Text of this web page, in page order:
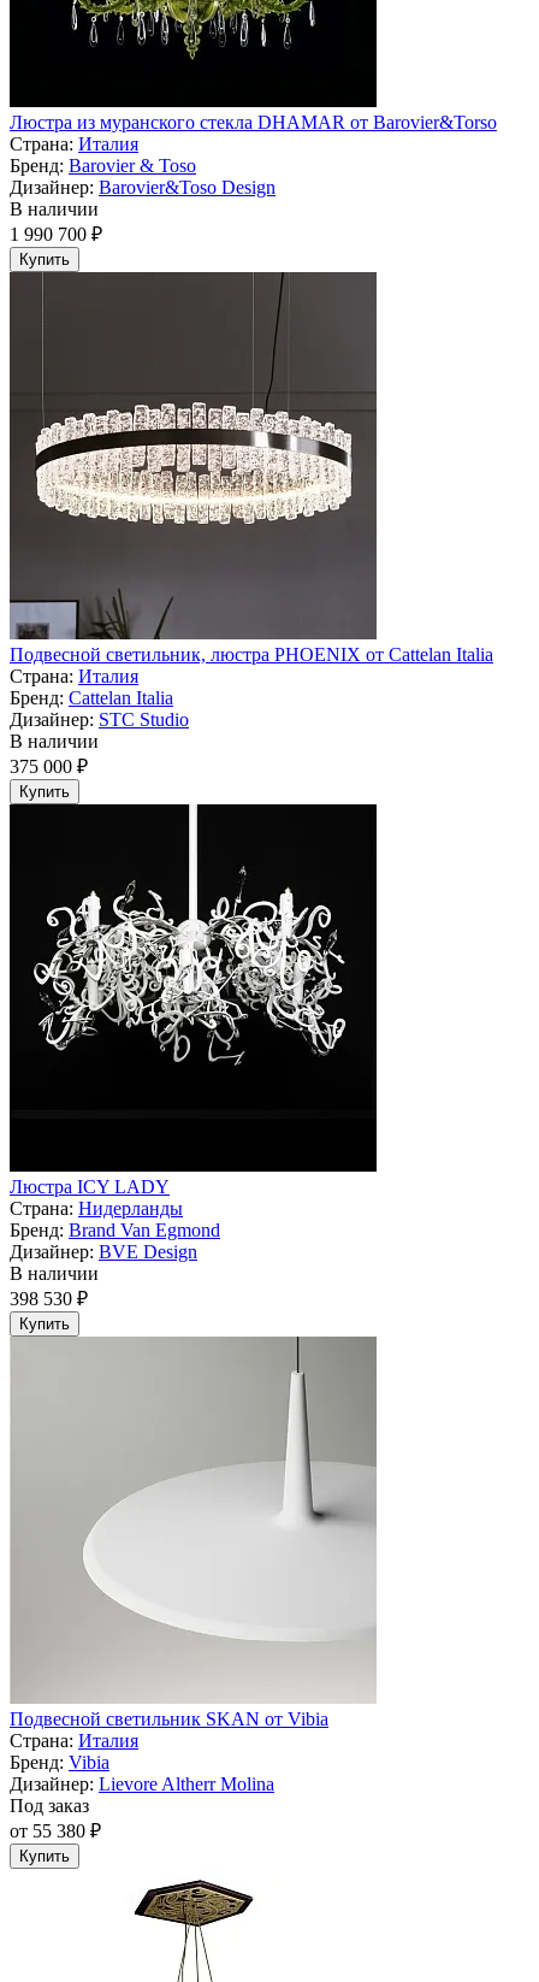
Люстра из муранского стекла DHAMAR от Barovier&Torso
Страна: Италия
Бренд: Barovier & Toso
Дизайнер: Barovier&Toso Design
В наличии
1 990 700 ₽
Купить
Подвесной светильник, люстра PHOENIX от Cattelan Italia
Страна: Италия
Бренд: Cattelan Italia
Дизайнер: STC Studio
В наличии
375 000 ₽
Купить
Люстра ICY LADY
Страна: Нидерланды
Бренд: Brand Van Egmond
Дизайнер: BVE Design
В наличии
398 530 ₽
Купить
Подвесной светильник SKAN от Vibia
Страна: Италия
Бренд: Vibia
Дизайнер: Lievore Altherr Molina
Под заказ
от 55 380 ₽
Купить